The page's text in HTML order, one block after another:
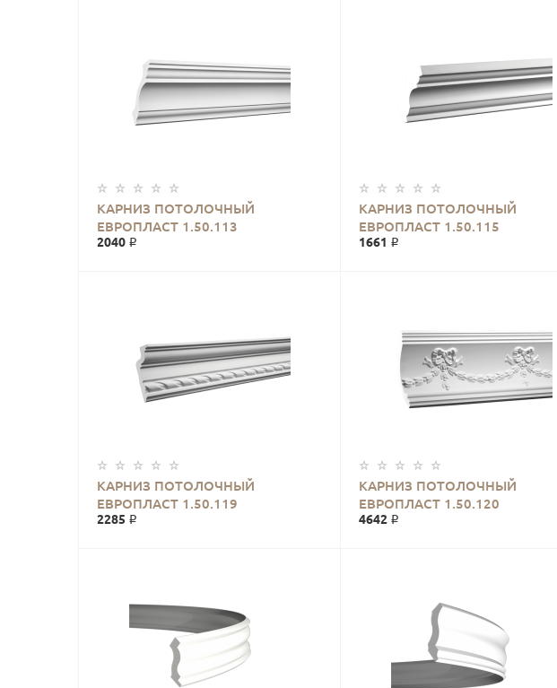
КАРНИЗ ПОТОЛОЧНЫЙ
ЕВРОПЛАСТ 1.50.113
2040 ₽
КАРНИЗ ПОТОЛОЧНЫЙ
ЕВРОПЛАСТ 1.50.115
1661 ₽
КАРНИЗ ПОТОЛОЧНЫЙ
ЕВРОПЛАСТ 1.50.119
2285 ₽
КАРНИЗ ПОТОЛОЧНЫЙ
ЕВРОПЛАСТ 1.50.120
4642 ₽